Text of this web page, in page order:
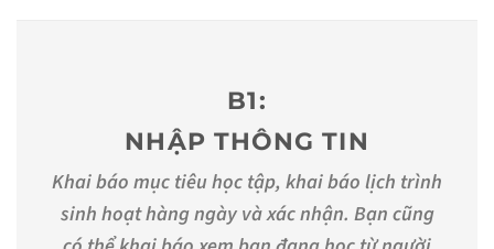
B1:
NHẬP THÔNG TIN
Khai báo mục tiêu học tập, khai báo lịch trình
sinh hoạt hàng ngày và xác nhận. Bạn cũng